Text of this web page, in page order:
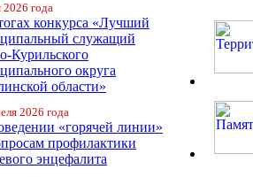
2026 года
конкурса «Лучший
служащий
Курильского
округа
области»
2026 года
«горячей линии»
профилактики
энцефалита